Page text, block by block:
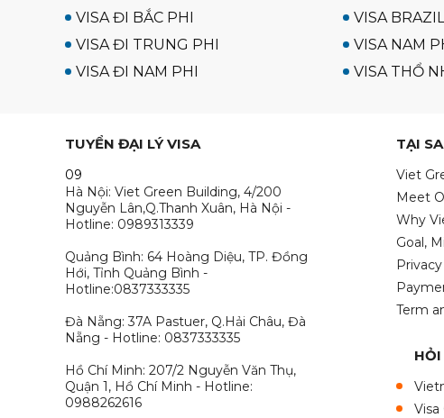
VISA ĐI BẮC PHI
VISA ĐI TRUNG PHI
VISA ĐI NAM PHI
VISA
VISA NAM
VISA THỔ
TUYỂN ĐẠI LÝ VISA
09
Hà Nội: Viet Green Building, 4/200
Nguyễn Lân,Q.Thanh Xuân, Hà Nội -
Hotline: 0989313339
Quảng Bình: 64 Hoàng Diệu, TP. Đồng
Hới, Tỉnh Quảng Bình -
Hotline:0837333335
Đà Nẵng: 37A Pastuer, Q.Hải Châu, Đà
Nẵng - Hotline: 0837333335
Hồ Chí Minh: 207/2 Nguyễn Văn Thụ,
Quận 1, Hồ Chí Minh - Hotline:
0988262616
TẠI
Viet
Meet
Why
Goal,
Term